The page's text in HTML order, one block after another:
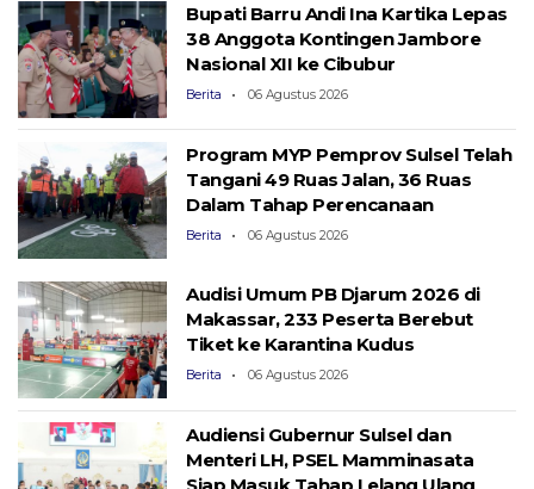
Bupati Barru Andi Ina Kartika Lepas
38 Anggota Kontingen Jambore
Nasional XII ke Cibubur
Berita 06 Agustus 2026
Program MYP Pemprov Sulsel Telah
Tangani 49 Ruas Jalan, 36 Ruas
Dalam Tahap Perencanaan
Berita 06 Agustus 2026
Audisi Umum PB Djarum 2026 di
Makassar, 233 Peserta Berebut
Tiket ke Karantina Kudus
Berita 06 Agustus 2026
Audiensi Gubernur Sulsel dan
Menteri LH, PSEL Mamminasata